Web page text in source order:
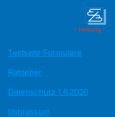
Testseite Formulare
Ratgeber
Datenschutz 1.6.2026
Impressum